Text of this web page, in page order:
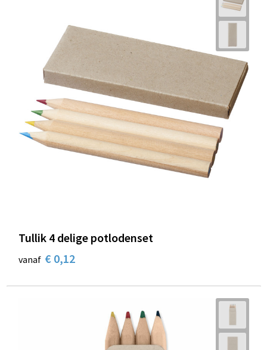
Tullik 4 delige potlodenset
vanaf € 0,12